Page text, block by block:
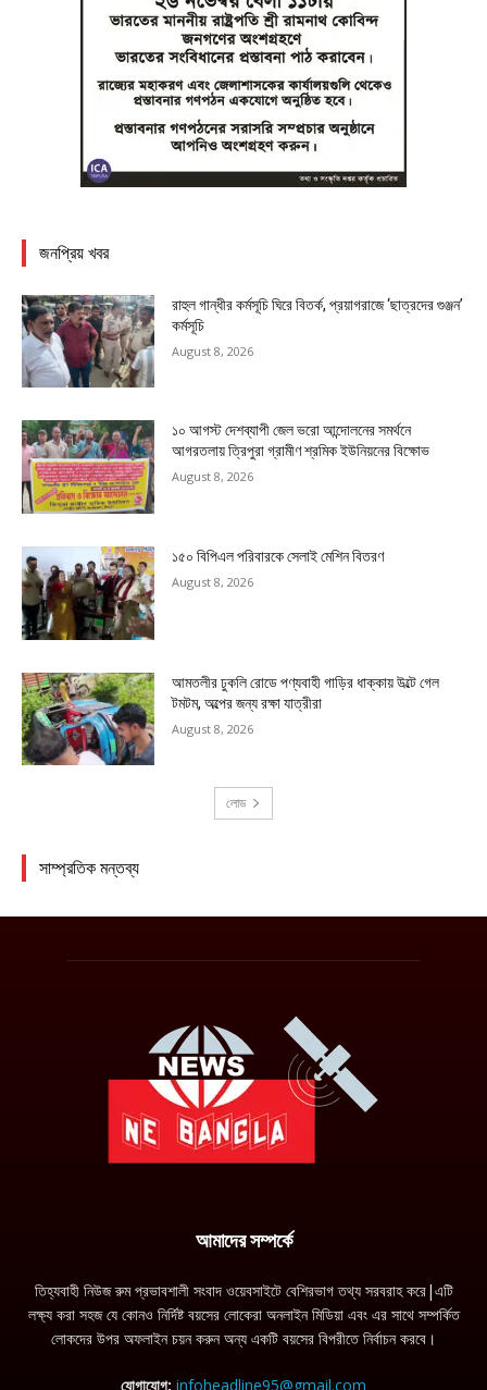
আমাদের সম্পর্কে
তিহ্যবাহী নিউজ রুম প্রভাবশালী সংবাদ ওয়েবসাইটে বেশিরভাগ তথ্য সরবরাহ করে|এটি
লক্ষ্য করা সহজ যে কোনও নির্দিষ্ট বয়সের লোকেরা অনলাইন মিডিয়া এবং এর সাথে সম্পর্কিত
লোকদের উপর অফলাইন চয়ন করুন অন্য একটি বয়সের বিপরীতে নির্বাচন করবে।
যোগাযোগ: infoheadline95@gmail.com